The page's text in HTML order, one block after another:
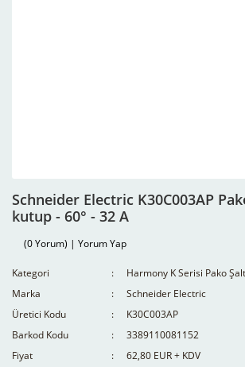
Schneider Electric K30C003AP
kutup - 60° - 32 A
(0 Yorum) | Yorum Yap
Kategori
Harmony K Serisi Pako
Marka
Schneider Electric
Üretici Kodu
K30C003AP
Barkod Kodu
3389110081152
Fiyat
62,80 EUR + KDV